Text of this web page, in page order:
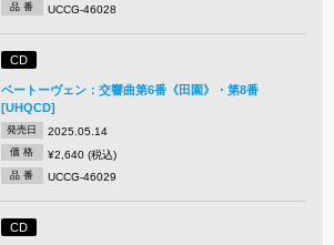
品 番 UCCG-46028
CD
ベートーヴェン：交響曲第6番《田園》・第8番
[UHQCD]
発売日 2025.05.14
価 格 ¥2,640 (税込)
品 番 UCCG-46029
CD